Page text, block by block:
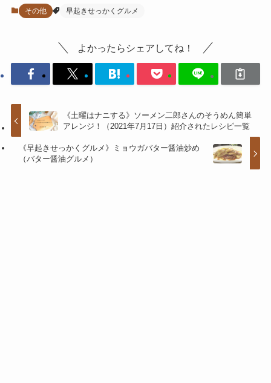
その他 早起きせっかくグルメ
よかったらシェアしてね！
《土曜はナニする》ソーメン二郎さんのそうめん簡単
アレンジ！（2021年7月17日）紹介されたレシピ一覧
《早起きせっかくグルメ》ミョウガバター醤油炒め
（バター醤油グルメ）